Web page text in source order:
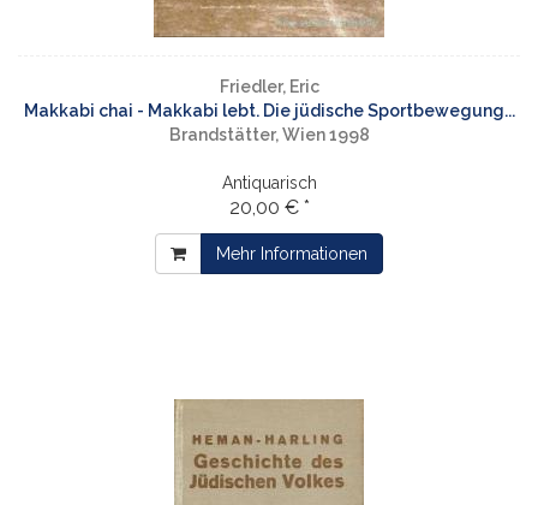
Friedler, Eric
Makkabi chai - Makkabi lebt. Die jüdische Sportbewegung...
Brandstätter, Wien 1998
Antiquarisch
20,00 € *
Mehr Informationen